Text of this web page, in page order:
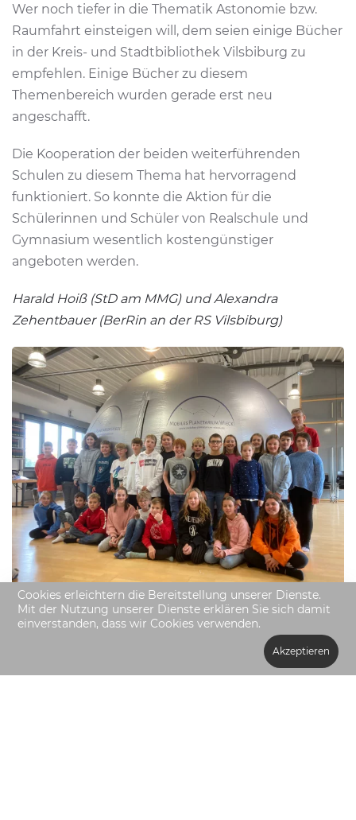
Wer noch tiefer in die Thematik Astonomie bzw.
Raumfahrt einsteigen will, dem seien einige Bücher
in der Kreis- und Stadtbibliothek Vilsbiburg zu
empfehlen. Einige Bücher zu diesem
Themenbereich wurden gerade erst neu
angeschafft.
Die Kooperation der beiden weiterführenden
Schulen zu diesem Thema hat hervorragend
funktioniert. So konnte die Aktion für die
Schülerinnen und Schüler von Realschule und
Gymnasium wesentlich kostengünstiger
angeboten werden.
Harald Hoiß (StD am MMG) und Alexandra
Zehentbauer (BerRin an der RS Vilsbiburg)
Cookies erleichtern die Bereitstellung unserer Dienste.
Mit der Nutzung unserer Dienste erklären Sie sich damit
einverstanden, dass wir Cookies verwenden.
Akzeptieren